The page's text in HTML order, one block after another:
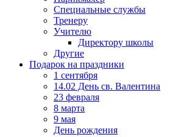
Специальные службы
Тренеру
Учителю
Директору школы
Другие
Подарок на праздники
1 сентября
14.02 День св. Валентина
23 февраля
8 марта
9 мая
День рождения